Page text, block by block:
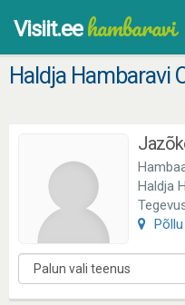
Visiit.eehambaravi
Haldja Hambaravi
Haldja